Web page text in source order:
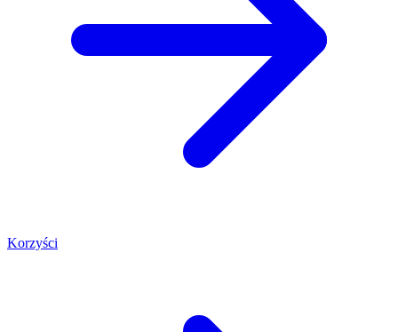
Korzyści